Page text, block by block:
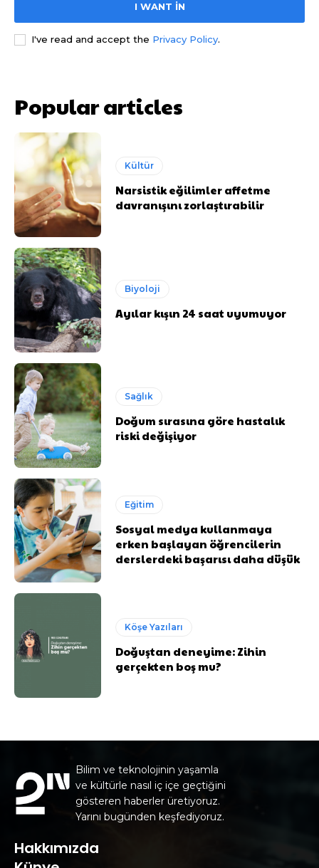
I WANT IN
I've read and accept the Privacy Policy.
Popular articles
Kültür
Narsistik eğilimler affetme
davranışını zorlaştırabilir
Biyoloji
Ayılar kışın 24 saat uyumuyor
Sağlık
Doğum sırasına göre hastalık
riski değişiyor
Eğitim
Sosyal medya kullanmaya
erken başlayan öğrencilerin
derslerdeki başarısı daha düşük
Köşe Yazıları
Doğuştan deneyime: Zihin
gerçekten boş mu?
Bilim ve teknolojinin yaşamla
ve kültürle nasıl iç içe geçtiğini
gösteren haberler üretiyoruz.
Yarını bugünden keşfediyoruz.
Hakkımızda